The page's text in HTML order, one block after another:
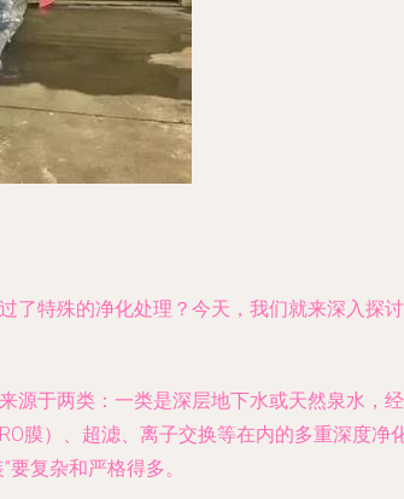
特殊的净化处理？今天，我们就来深入探
于两类：一类是深层地下水或天然泉水，
膜）、超滤、离子交换等在内的多重深度净
复杂和严格得多。